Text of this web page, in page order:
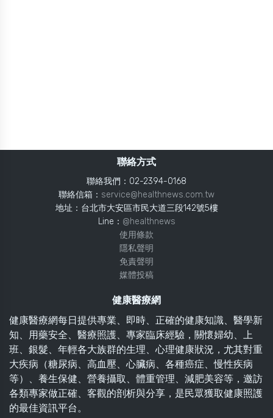
聯絡方式
聯絡我們：02-2394-0168
聯絡信箱： service@healthnews.com.tw
地址：台北市大安區市民大道三段142號5樓
Line： @healthnews
使用條款
隱私聲明
免責聲明
媒體投稿
健康醫療網
健康醫療網每日提供專業、即時、正確的健康知識、醫學新
知、用藥安全、醫療照護、專家臨床經驗，關懷婦幼、上
班、銀髮、年輕各大族群的生理、心理健康狀況，尤其對重
大疾病（糖尿病、高血壓、心臟病、各種癌症、慢性疾病
等）、養生保健、營養攝取、體重管理、減肥美容等，邀訪
各類專家做正確、客觀的剖析與分享，是民眾獲取健康照護
的最佳資訊平台。